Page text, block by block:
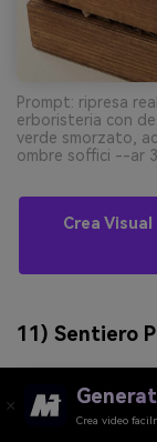
Prompt: ripresa
erboristeria con
verde smorzato,
ombre soffici --ar
Crea
11) Sentiero
Crea video